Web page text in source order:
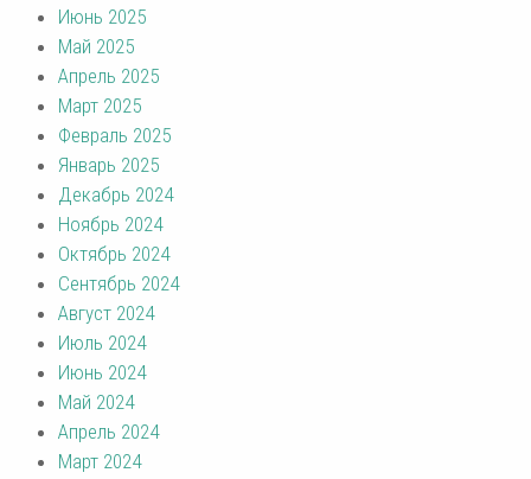
Июнь 2025
Май 2025
Апрель 2025
Март 2025
Февраль 2025
Январь 2025
Декабрь 2024
Ноябрь 2024
Октябрь 2024
Сентябрь 2024
Август 2024
Июль 2024
Июнь 2024
Май 2024
Апрель 2024
Март 2024